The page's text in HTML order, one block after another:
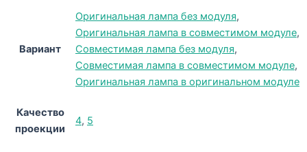
Вариант
Оригинальная лампа без модуля,
Оригинальная лампа в совместимом модуле,
Совместимая лампа без модуля,
Совместимая лампа в совместимом модуле,
Оригинальная лампа в оригинальном модуле
Качество
проекции
4, 5